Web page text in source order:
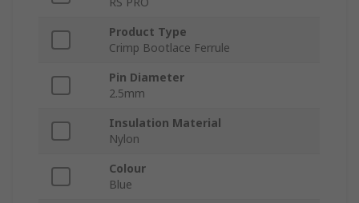
Product Type
Crimp Bootlace Ferrule
Pin Diameter
2.5mm
Insulation Material
Nylon
Colour
Blue